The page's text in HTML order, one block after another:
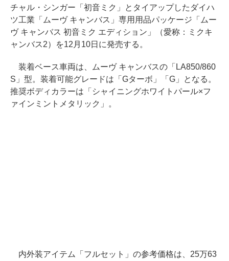
チャル・シンガー「初音ミク」とタイアップしたダイハ
ツ工業「ムーヴ キャンバス」専用用品パッケージ「ムー
ヴ キャンバス 初音ミク エディション」（愛称：ミクキ
ャンバス2）を12月10日に発売する。
装着ベース車両は、ムーヴ キャンバスの「LA850/860
S」型。装着可能グレードは「Gターボ」「G」となる。
推奨ボディカラーは「シャイニングホワイトパール×フ
ァインミントメタリック」。
内外装アイテム「フルセット」の参考価格は、25万63